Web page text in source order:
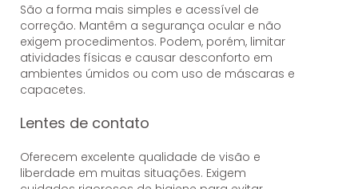
São a forma mais simples e acessível de
correção. Mantêm a segurança ocular e não
exigem procedimentos. Podem, porém, limitar
atividades físicas e causar desconforto em
ambientes úmidos ou com uso de máscaras e
capacetes.
Lentes de contato
Oferecem excelente qualidade de visão e
liberdade em muitas situações. Exigem